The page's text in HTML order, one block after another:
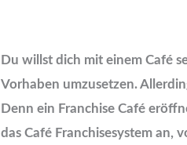
Du willst dich mit einem Café
Vorhaben umzusetzen.
Denn ein Franchise Café
das Café Franchisesystem an,